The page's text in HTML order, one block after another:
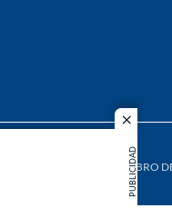
close
PUBLICIDAD
in
MIEMBRO